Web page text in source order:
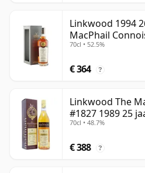
Linkwood 1994
MacPhail
12601201
70cl • 52.5%
€ 364 ?
Linkwood The
#1827 1989 25
70cl • 48.7%
€ 388 ?